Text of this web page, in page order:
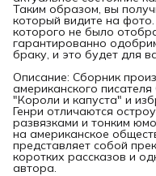
Таким образом, вы
который видите на
которого не было
гарантированно
браку, и это будет для
Описание: Сборник
американского
"Короли и капуста" и
Генри отличаются
развязками и тонким
на американское
представляет собой
коротких рассказов и
автора.